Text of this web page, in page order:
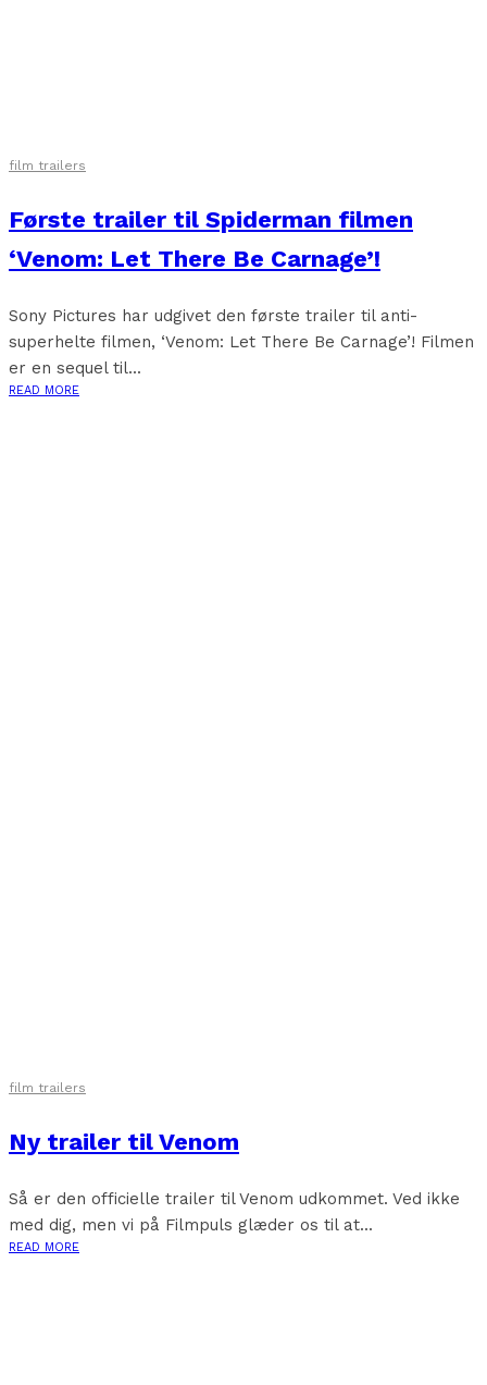
film trailers
Første trailer til Spiderman filmen
‘Venom: Let There Be Carnage’!
Sony Pictures har udgivet den første trailer til anti-
superhelte filmen, ‘Venom: Let There Be Carnage’! Filmen
er en sequel til...
READ MORE
film trailers
Ny trailer til Venom
Så er den officielle trailer til Venom udkommet. Ved ikke
med dig, men vi på Filmpuls glæder os til at...
READ MORE